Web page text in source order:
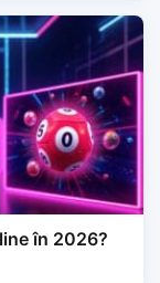
în 2026?